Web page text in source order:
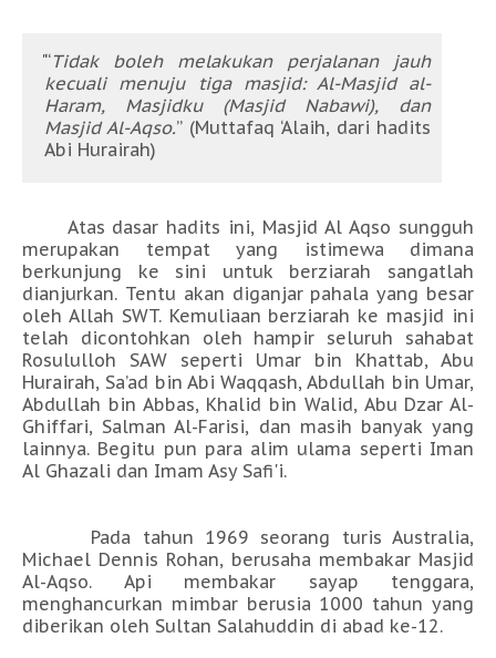
“Tidak boleh melakukan perjalanan jauh
kecuali menuju tiga masjid: Al-Masjid al-
Haram, Masjidku (Masjid Nabawi), dan
Masjid Al-Aqso.” (Muttafaq ‘Alaih, dari hadits
Abi Hurairah)
Atas dasar hadits ini, Masjid Al Aqso sungguh
merupakan tempat yang istimewa dimana
berkunjung ke sini untuk berziarah sangatlah
dianjurkan. Tentu akan diganjar pahala yang besar
oleh Allah SWT. Kemuliaan berziarah ke masjid ini
telah dicontohkan oleh hampir seluruh sahabat
Rosululloh SAW seperti Umar bin Khattab, Abu
Hurairah, Sa’ad bin Abi Waqqash, Abdullah bin Umar,
Abdullah bin Abbas, Khalid bin Walid, Abu Dzar Al-
Ghiffari, Salman Al-Farisi, dan masih banyak yang
lainnya. Begitu pun para alim ulama seperti Iman
Al Ghazali dan Imam Asy Safi'i.
Pada tahun 1969 seorang turis Australia,
Michael Dennis Rohan, berusaha membakar Masjid
Al-Aqso. Api membakar sayap tenggara,
menghancurkan mimbar berusia 1000 tahun yang
diberikan oleh Sultan Salahuddin di abad ke-12.